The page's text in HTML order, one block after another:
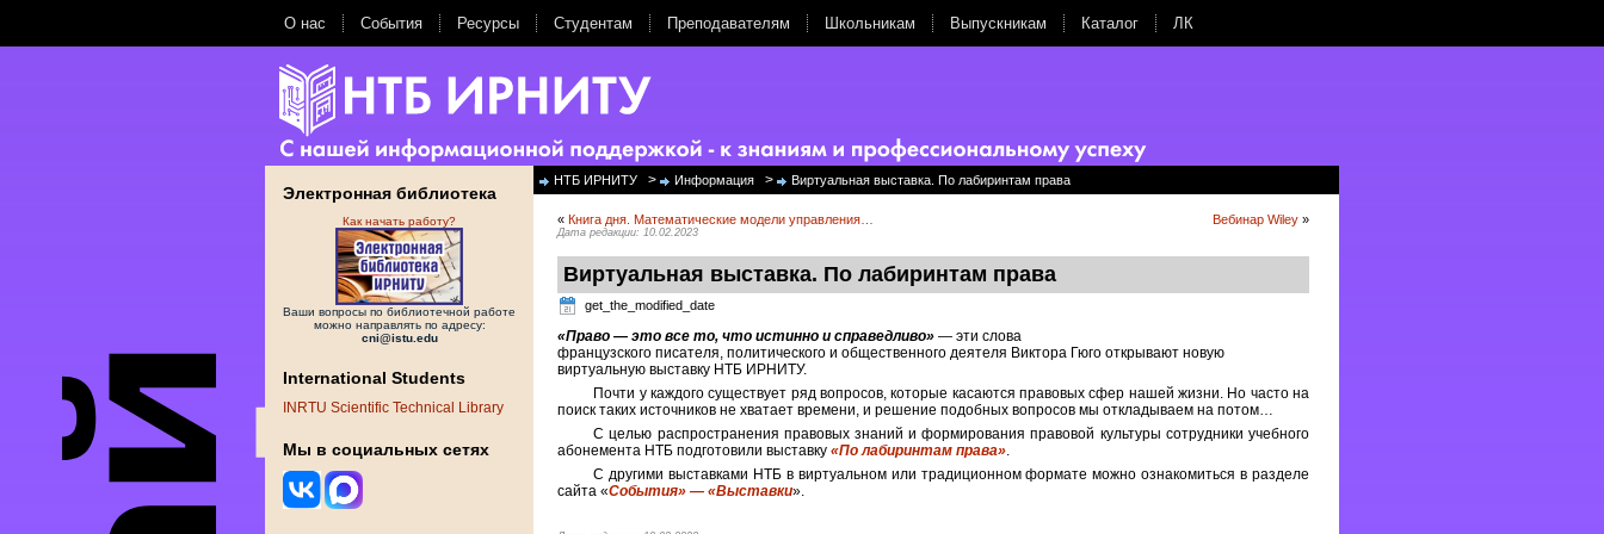
О нас События Ресурсы Студентам Преподавателям Школьникам Выпускникам Каталог ЛК
Электронная библиотека
Как начать работу?
Ваши вопросы по библиотечной работе
можно направлять по адресу:
cni@istu.edu
International Students
INRTU Scientific Technical Library
Мы в социальных сетях
НТБ ИРНИТУ > Информация > Виртуальная выставка. По лабиринтам права
« Книга дня. Математические модели управления… Вебинар Wiley »
Дата редакции: 10.02.2023
Виртуальная выставка. По лабиринтам права
get_the_modified_date
«Право — это все то, что истинно и справедливо» — эти слова
французского писателя, политического и общественного деятеля Виктора Гюго открывают новую
виртуальную выставку НТБ ИРНИТУ.
Почти у каждого существует ряд вопросов, которые касаются правовых сфер нашей жизни. Но часто на
поиск таких источников не хватает времени, и решение подобных вопросов мы откладываем на потом…
С целью распространения правовых знаний и формирования правовой культуры сотрудники учебного
абонемента НТБ подготовили выставку «По лабиринтам права».
С другими выставками НТБ в виртуальном или традиционном формате можно ознакомиться в разделе
сайта «События» — «Выставки».